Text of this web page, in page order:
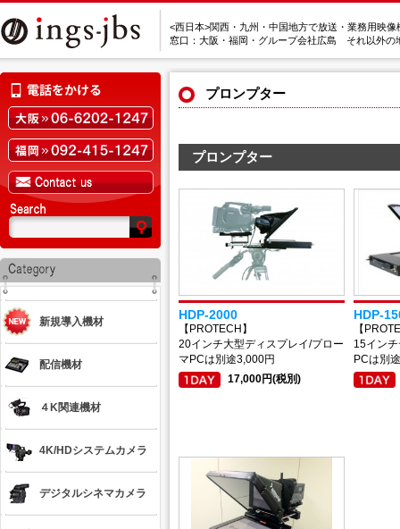
<西日本>関西・九州・中国地方で放送・業務用映
窓口：大阪・福岡・グループ会社広島 それ以外の
新規導入機材
配信機材
４K関連機材
4K/HDシステムカメラ
デジタルシネマカメラ
プロンプター
プロンプター
HDP-2000
【PROTECH】
20インチ大型ディスプレイ/プロー
マPCは別途3,000円
17,000円(税別)
HDP-
【
15イン
PCは別